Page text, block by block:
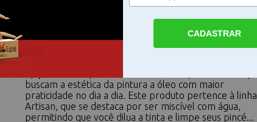
Tinta Artisan Winsor Newton 37ml S1 para pintura a
buscam a estética da pintura a óleo com maior
praticidade no dia a dia. Este produto pertence à linha
Artisan, que se destaca por ser miscível com água,
permitindo que você dilua a tinta e limpe seus pincé...
CADASTRAR